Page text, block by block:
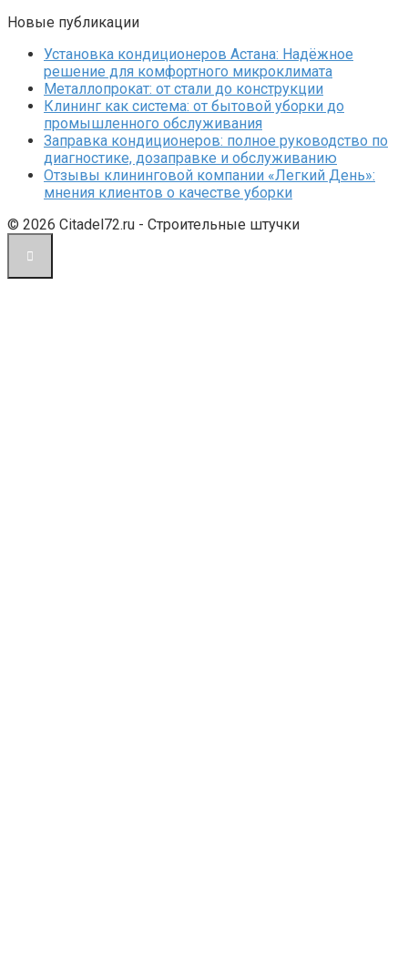
Новые публикации
Установка кондиционеров Астана: Надёжное
решение для комфортного микроклимата
Металлопрокат: от стали до конструкции
Клининг как система: от бытовой уборки до
промышленного обслуживания
Заправка кондиционеров: полное руководство по
диагностике, дозаправке и обслуживанию
Отзывы клининговой компании «Легкий День»:
мнения клиентов о качестве уборки
© 2026 Citadel72.ru - Строительные штучки